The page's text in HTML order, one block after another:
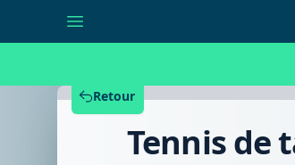
Retour
Tennis de